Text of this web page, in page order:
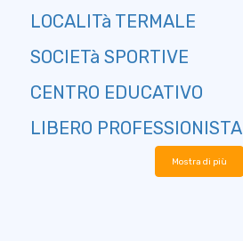
LOCALITà TERMALE
SOCIETà SPORTIVE
CENTRO EDUCATIVO
LIBERO PROFESSIONISTA
Mostra di più